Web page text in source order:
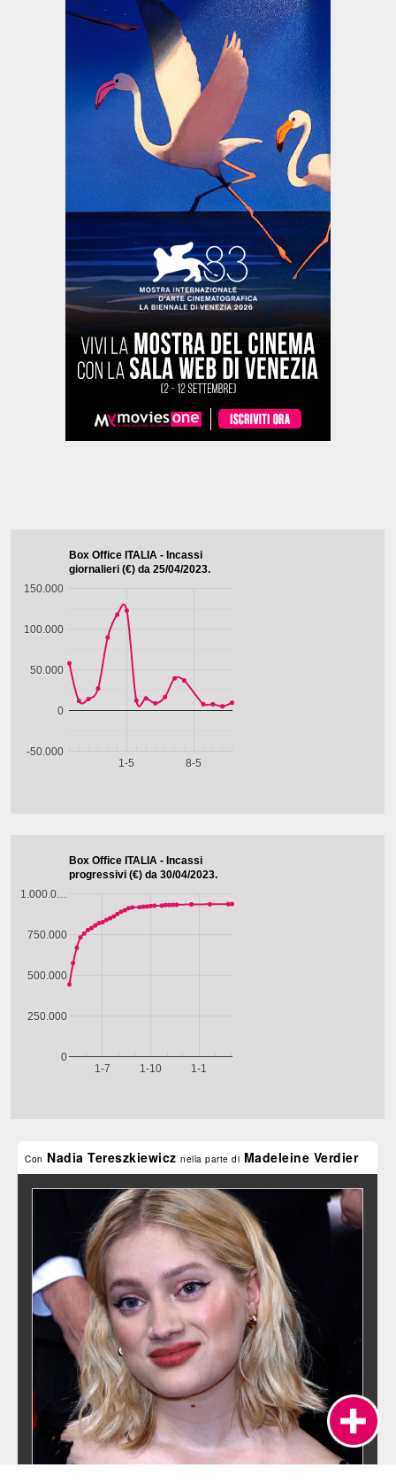
Con Nadia Tereszkiewicz nella parte di Madeleine Verdier